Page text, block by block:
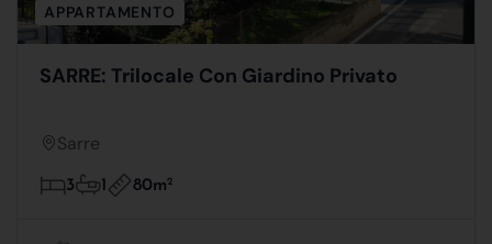
APPARTAMENTO
SARRE: Trilocale Con Giardino Privato
Sarre
3 1 80m2